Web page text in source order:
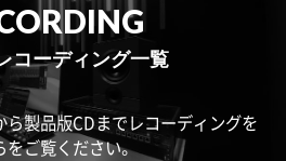
コーディング一覧
製品版CDまでレコーディングを
ご覧ください。